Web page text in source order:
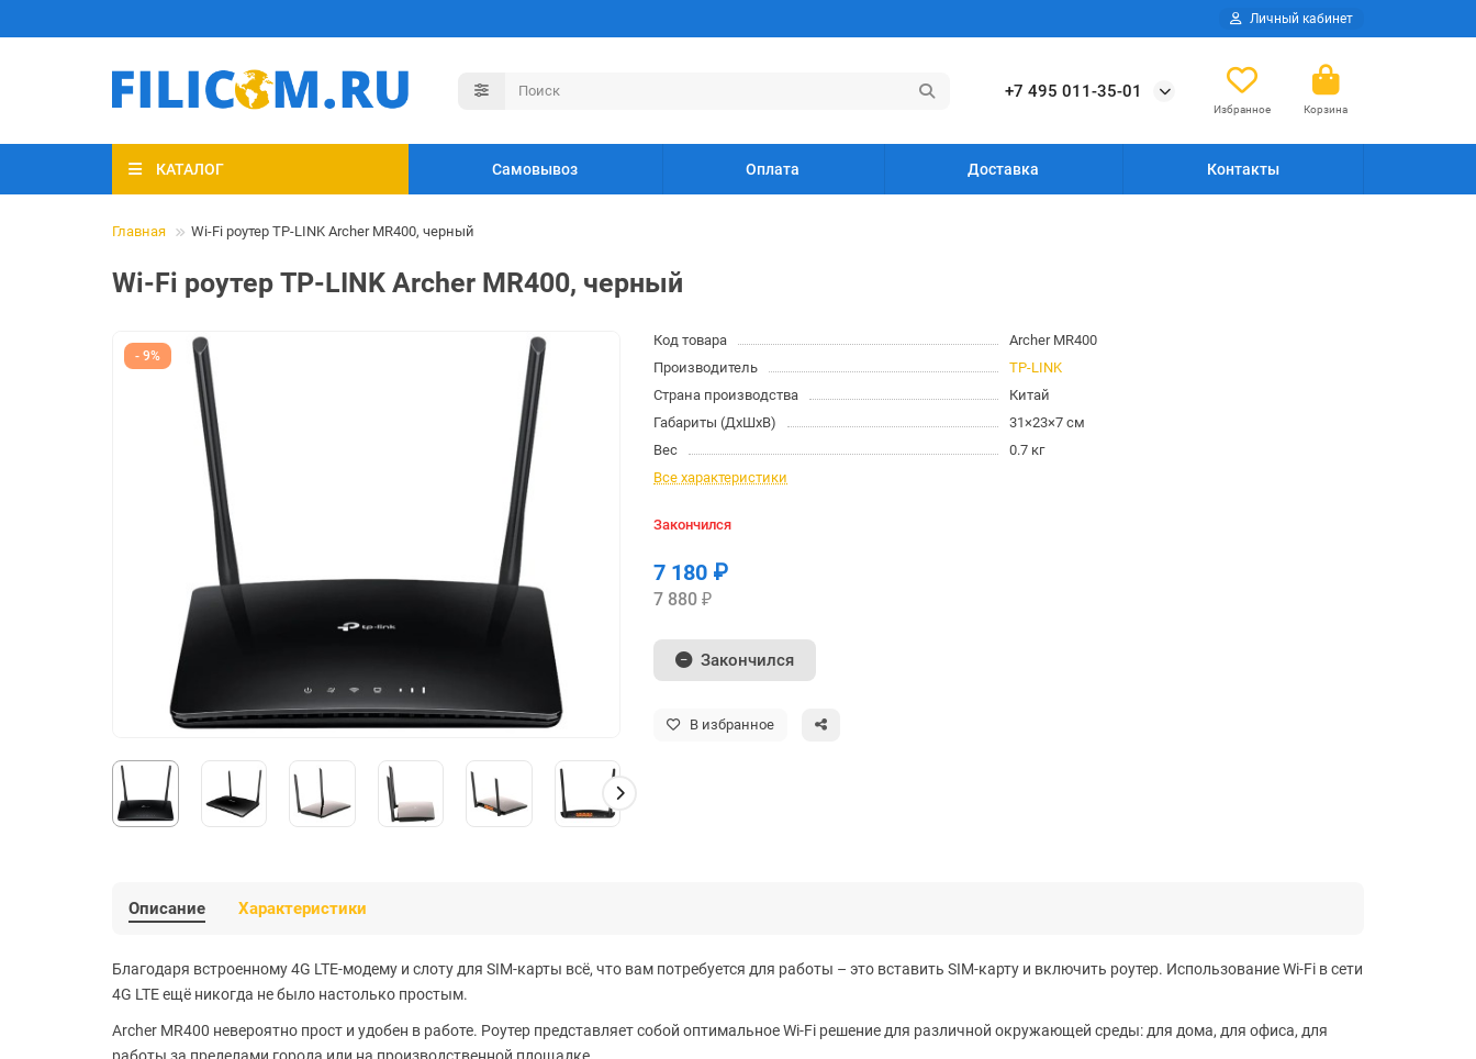
Личный кабинет
+7 495 011-35-01
Избранное Корзина
КАТАЛОГ Самовывоз Оплата Доставка Контакты
Главная Wi-Fi роутер TP-LINK Archer MR400, черный
Wi-Fi роутер TP-LINK Archer MR400, черный
- 9%
Код товара
Archer MR400
Производитель
TP-LINK
Страна производства
Китай
Габариты (ДхШхВ)
31×23×7 см
Вес
0.7 кг
Все характеристики
Закончился
7 180 ₽
7 880 ₽
Закончился
В избранное
Описание Характеристики
Благодаря встроенному 4G LTE-модему и слоту для SIM-карты всё, что вам потребуется для работы – это вставить SIM-карту и включить роутер. Использование Wi-Fi в сети
4G LTE ещё никогда не было настолько простым.
Archer MR400 невероятно прост и удобен в работе. Роутер представляет собой оптимальное Wi-Fi решение для различной окружающей среды: для дома, для офиса, для
работы за пределами города или на производственной площадке.